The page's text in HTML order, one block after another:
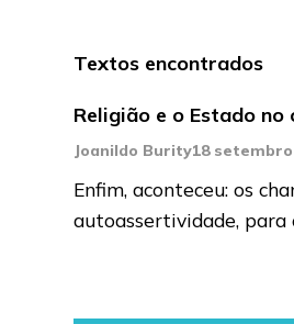
Textos encontrados
Religião e o Estado no
Joanildo Burity18 setembro
Enfim, aconteceu: os
autoassertividade, para